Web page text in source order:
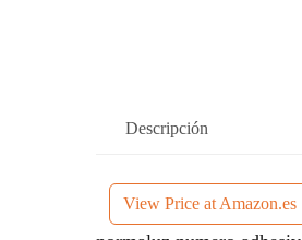
Descripción
View Price at Amazon.es